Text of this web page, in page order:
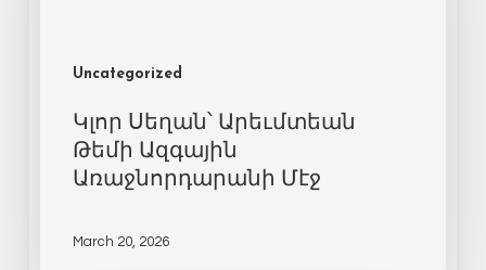
Uncategorized
Կլոր Սեղան՝ Արեւմտեան
Թեմի Ազգային
Առաջնորդարանի Մէջ
March 20, 2026